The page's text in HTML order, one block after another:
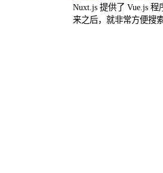
Nuxt.js 提供了 Vue.js
来之后，就非常方便搜